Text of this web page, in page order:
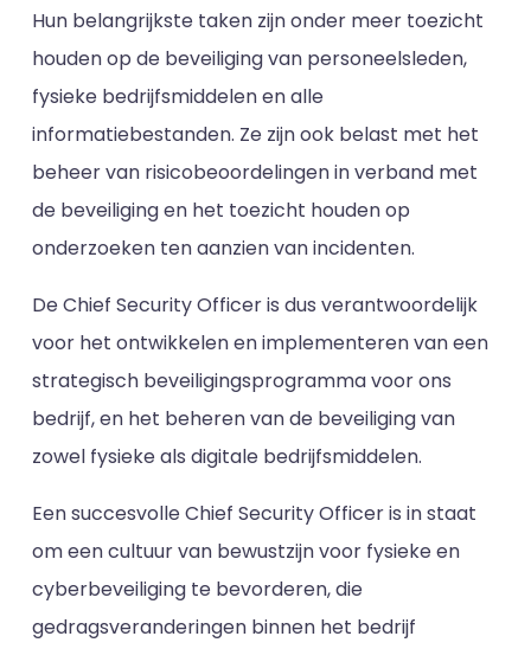
Hun belangrijkste taken zijn onder meer toezicht
houden op de beveiliging van personeelsleden,
fysieke bedrijfsmiddelen en alle
informatiebestanden. Ze zijn ook belast met het
beheer van risicobeoordelingen in verband met
de beveiliging en het toezicht houden op
onderzoeken ten aanzien van incidenten.
De Chief Security Officer is dus verantwoordelijk
voor het ontwikkelen en implementeren van een
strategisch beveiligingsprogramma voor ons
bedrijf, en het beheren van de beveiliging van
zowel fysieke als digitale bedrijfsmiddelen.
Een succesvolle Chief Security Officer is in staat
om een cultuur van bewustzijn voor fysieke en
cyberbeveiliging te bevorderen, die
gedragsveranderingen binnen het bedrijf